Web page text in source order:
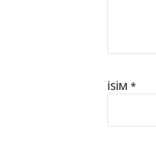
İSIM *